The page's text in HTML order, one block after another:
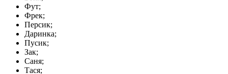
Фут;
Фрек;
Персик;
Даринка;
Пусик;
Зак;
Саня;
Тася;